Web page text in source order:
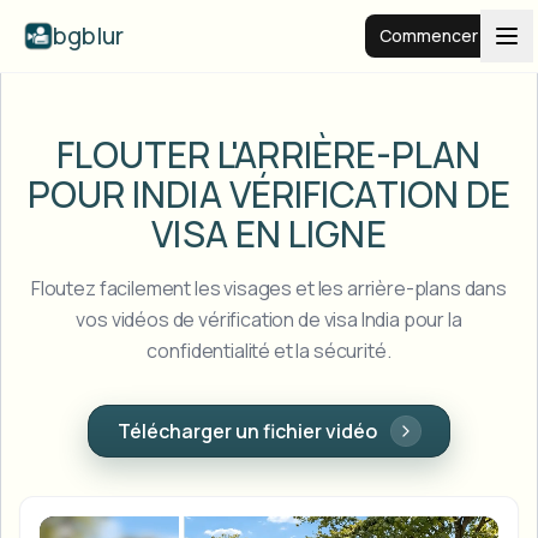
bgblur Commencer
Tarifs
Exemples
Voir tous les exemples
Flouter le visage
Flouter la plaque
Fonctionnalités
View all features
Browse every blur tool in one place
Entreprise
Écoles et éducation
FLOUTER L'ARRIÈRE-PLAN
POUR INDIAVÉRIFICATION DE
VISA EN LIGNE
Floutez facilement les visages et les arrière-plans dans
vos vidéos de vérification de visa India pour la
confidentialité et la sécurité.
Télécharger un fichier vidéo